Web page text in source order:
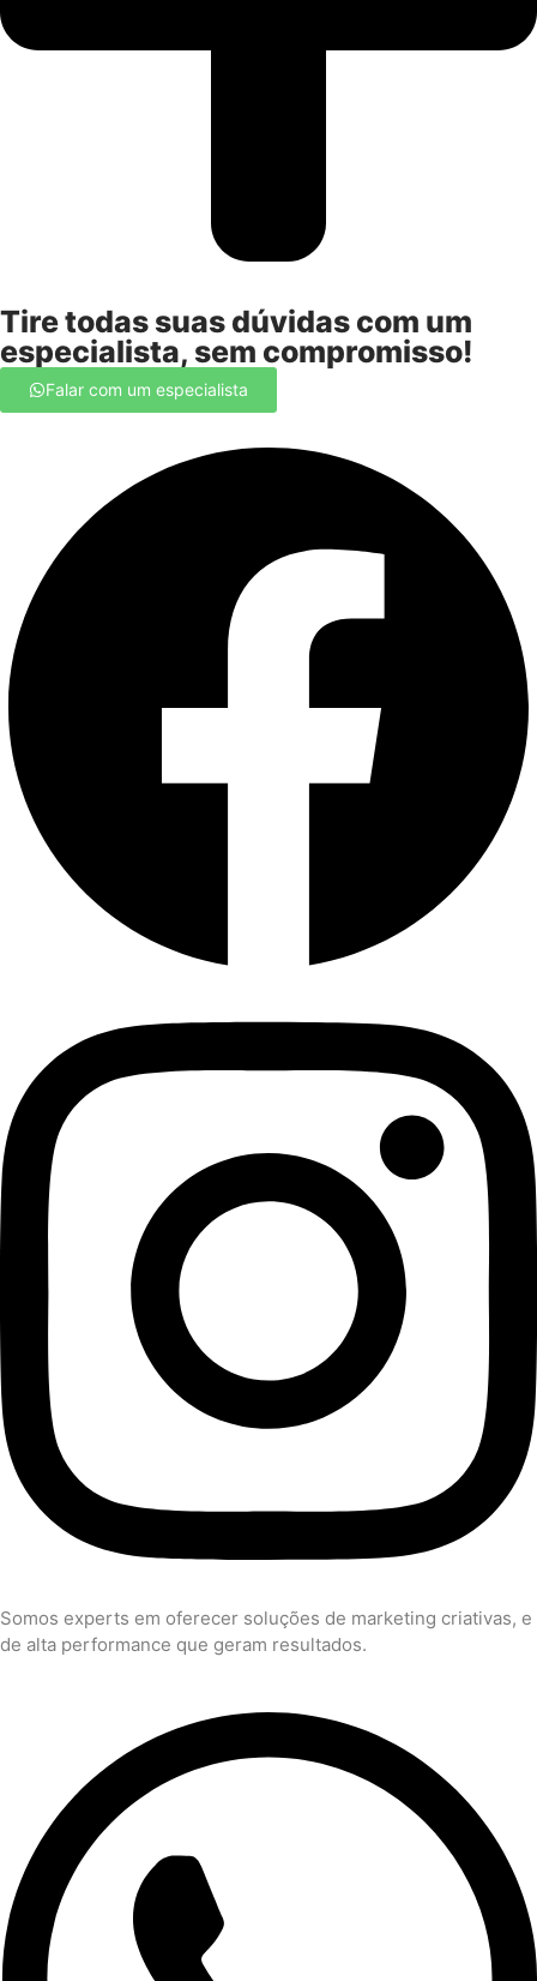
Tire todas suas dúvidas com um
especialista, sem compromisso!
Falar com um especialista
Somos experts em oferecer soluções de marketing criativas, e
de alta performance que geram resultados.